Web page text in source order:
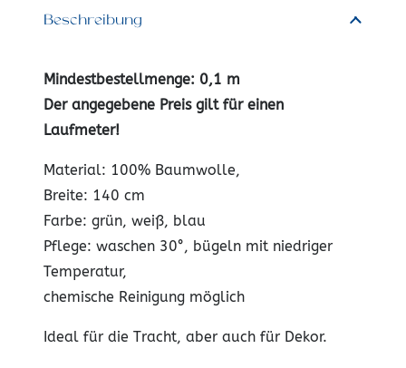
Beschreibung
Mindestbestellmenge: 0,1 m
Der angegebene Preis gilt für einen
Laufmeter!
Material: 100% Baumwolle,
Breite: 140 cm
Farbe: grün, weiß, blau
Pflege: waschen 30°, bügeln mit niedriger
Temperatur,
chemische Reinigung möglich
Ideal für die Tracht, aber auch für Dekor.